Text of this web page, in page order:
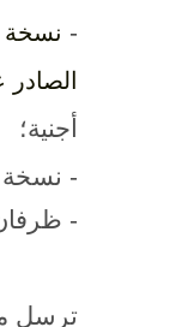
- نسخة
الصادر
أجنية؛
- نسخة
-